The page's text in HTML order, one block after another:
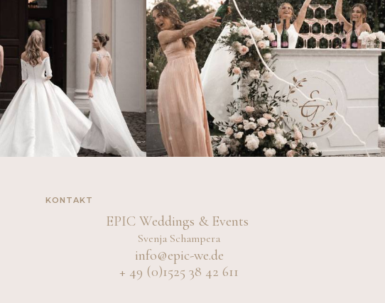
KONTAKT
EPIC Weddings & Events
Svenja Schampera
info@epic-we.de
+ 49 (0)1525 38 42 611